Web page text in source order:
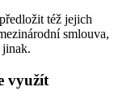
též jejich
smlouva,
jinak.
využít